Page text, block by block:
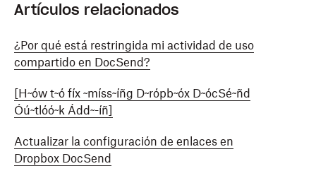
Artículos relacionados
¿Por qué está restringida mi actividad de uso
compartido en DocSend?
[H~ów t~ó fíx ~míss~íñg D~rópb~óx D~ócSé~ñd
Óú~tlóó~k Ádd~-íñ]
Actualizar la configuración de enlaces en
Dropbox DocSend